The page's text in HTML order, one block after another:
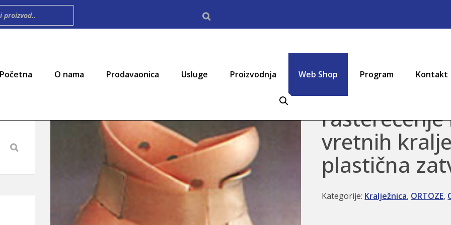
Početna
O nama Prodavaonica Usluge Proizvodnja Web Shop Program Kontakt
Ovratnik-
vretnih
plastična
Kategorije: Kralježnica, ORTOZE,